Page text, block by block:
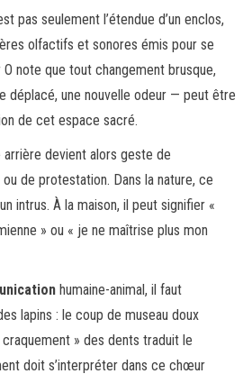
pas seulement l’étendue d’un enclos,
olfactifs et sonores émis pour se
note que tout changement brusque,
déplacé, une nouvelle odeur — peut être
de cet espace sacré.
arrière devient alors geste de
de protestation. Dans la nature, ce
intrus. À la maison, il peut signifier «
» ou « je ne maîtrise plus mon
humaine-animal, il faut
lapins : le coup de museau doux
» des dents traduit le
doit s’interpréter dans ce chœur